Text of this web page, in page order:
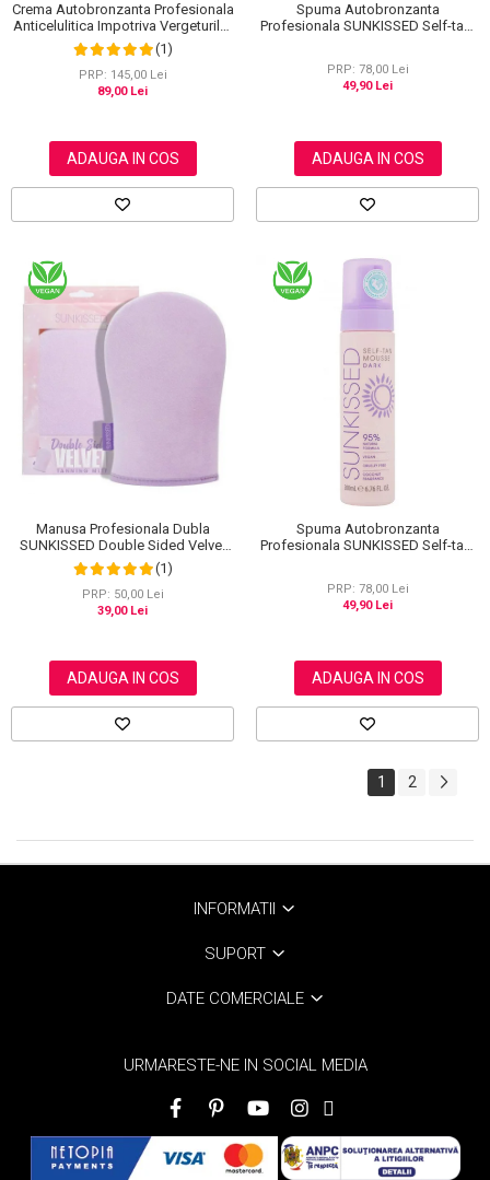
Crema Autobronzanta Profesionala
Anticelulitica Impotriva Vergeturilor
ST MORIZ Advanced PRO Formula
Tan & Tone Skin Firming, 150 ml
(1)
PRP: 145,00 Lei
89,00 Lei
ADAUGA IN COS
Spuma Autobronzanta
Profesionala SUNKISSED Self-tan,
PRP: 78,00 Lei
49,90 Lei
ADAUGA IN COS
Manusa Profesionala Dubla
SUNKISSED Double Sided Velvet
pentru Aplicarea Autobronzantului,
ECO Packaging
(1)
PRP: 50,00 Lei
39,00 Lei
ADAUGA IN COS
Spuma Autobronzanta
Profesionala SUNKISSED Self-tan,
PRP: 78,00 Lei
49,90 Lei
ADAUGA IN COS
1 2
INFORMATII
SUPORT
DATE COMERCIALE
URMARESTE-NE IN SOCIAL MEDIA